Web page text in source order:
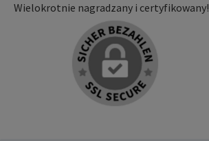
Wielokrotnie nagradzany i certyfikowany!